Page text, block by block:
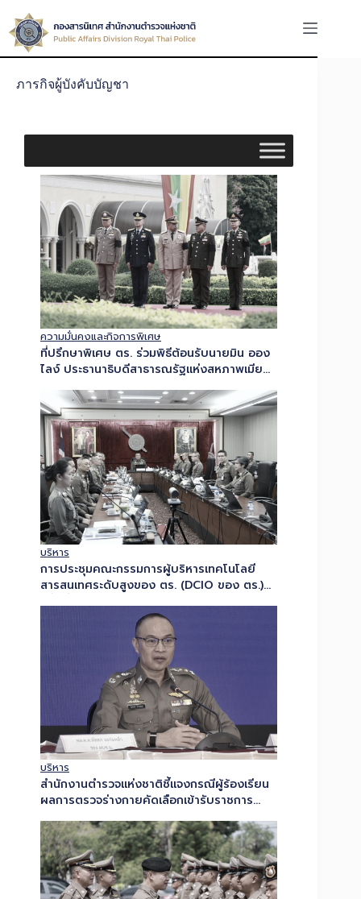
ภารกิจผู้บังคับบัญชา
ความมั่นคงและกิจการพิเศษ
ที่ปรึกษาพิเศษ ตร. ร่วมพิธีต้อนรับนายมิน ออง
ไลง์ ประธานาธิบดีสาธารณรัฐแห่งสหภาพเมีย
นมา ในโอกาส เยือนประเทศไทยอย่างเป็น
ทางการในฐานะแขกของรัฐบาล…
บริหาร
การประชุมคณะกรรมการผู้บริหารเทคโนโลยี
สารสนเทศระดับสูงของ ตร. (DCIO ของ ตร.)
บริหาร
สำนักงานตำรวจแห่งชาติชี้แจงกรณีผู้ร้องเรียน
ผลการตรวจร่างกายคัดเลือกเข้ารับราชการ
การตรวจ ณ วันที่กำหนด และดำเนินการตาม
ระเบียบ ก.ตร. เพื่อความเป็นธรรมแก่ผู้เข้าสอบ
ทุกคน…